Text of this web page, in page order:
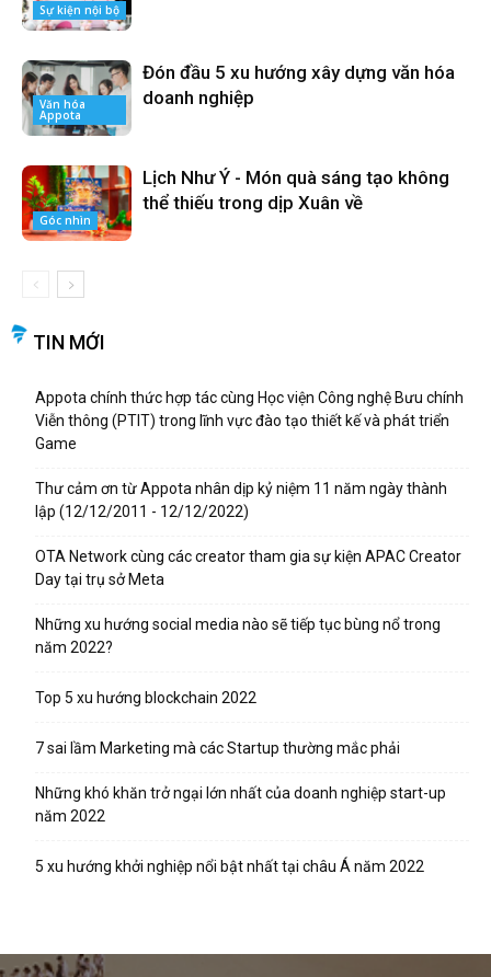
Sự kiện nội bộ
Văn hóa
Appota
Đón đầu 5 xu hướng xây dựng văn hóa
doanh nghiệp
Góc nhìn
Lịch Như Ý - Món quà sáng tạo không
thể thiếu trong dịp Xuân về
TIN MỚI
Appota chính thức hợp tác cùng Học viện Công nghệ Bưu chính
Viễn thông (PTIT) trong lĩnh vực đào tạo thiết kế và phát triển
Game
Thư cảm ơn từ Appota nhân dịp kỷ niệm 11 năm ngày thành
lập (12/12/2011 - 12/12/2022)
OTA Network cùng các creator tham gia sự kiện APAC Creator
Day tại trụ sở Meta
Những xu hướng social media nào sẽ tiếp tục bùng nổ trong
năm 2022?
Top 5 xu hướng blockchain 2022
7 sai lầm Marketing mà các Startup thường mắc phải
Những khó khăn trở ngại lớn nhất của doanh nghiệp start-up
năm 2022
5 xu hướng khởi nghiệp nổi bật nhất tại châu Á năm 2022